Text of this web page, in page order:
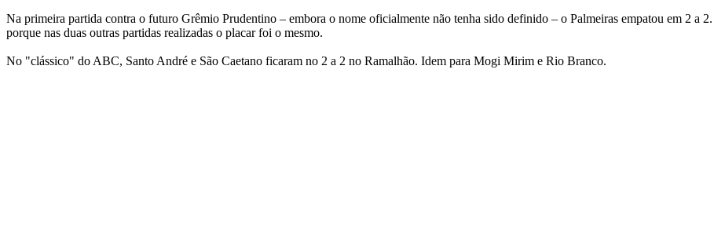
Na primeira partida contra o futuro Grêmio Prudentino – embora o nome oficialmente não tenha sido definido – o Palmeiras empatou em 2 a
porque nas duas outras partidas realizadas o placar foi o mesmo.
No "clássico" do ABC, Santo André e São Caetano ficaram no 2 a 2 no Ramalhão. Idem para Mogi Mirim e Rio Branco.